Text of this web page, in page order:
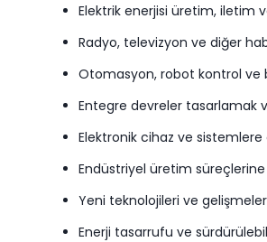
Elektrik enerjisi üretim, iletim
Radyo, televizyon ve diğer
Otomasyon, robot kontrol ve
Entegre devreler tasarlamak
Elektronik cihaz ve
Endüstriyel üretim
Yeni teknolojileri ve
Enerji tasarrufu ve